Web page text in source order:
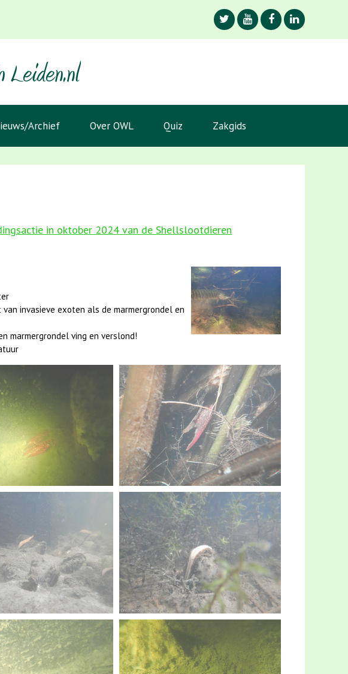
Archief Over OWL Quiz Zakgids
in oktober 2024 van de Shellslootdieren
invasieve exoten als de marmergrondel en
marmergrondel ving en verslond!